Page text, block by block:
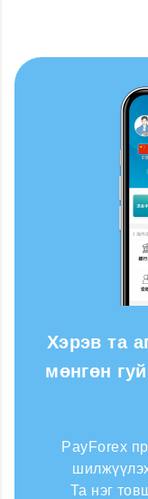
Хэрэв та
мөнгөн
PayForex
Та нэг